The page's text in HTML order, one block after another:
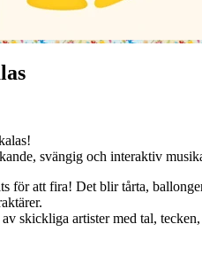
svängig och interaktiv
att fira! Det blir tårta,
skickliga artister med tal,